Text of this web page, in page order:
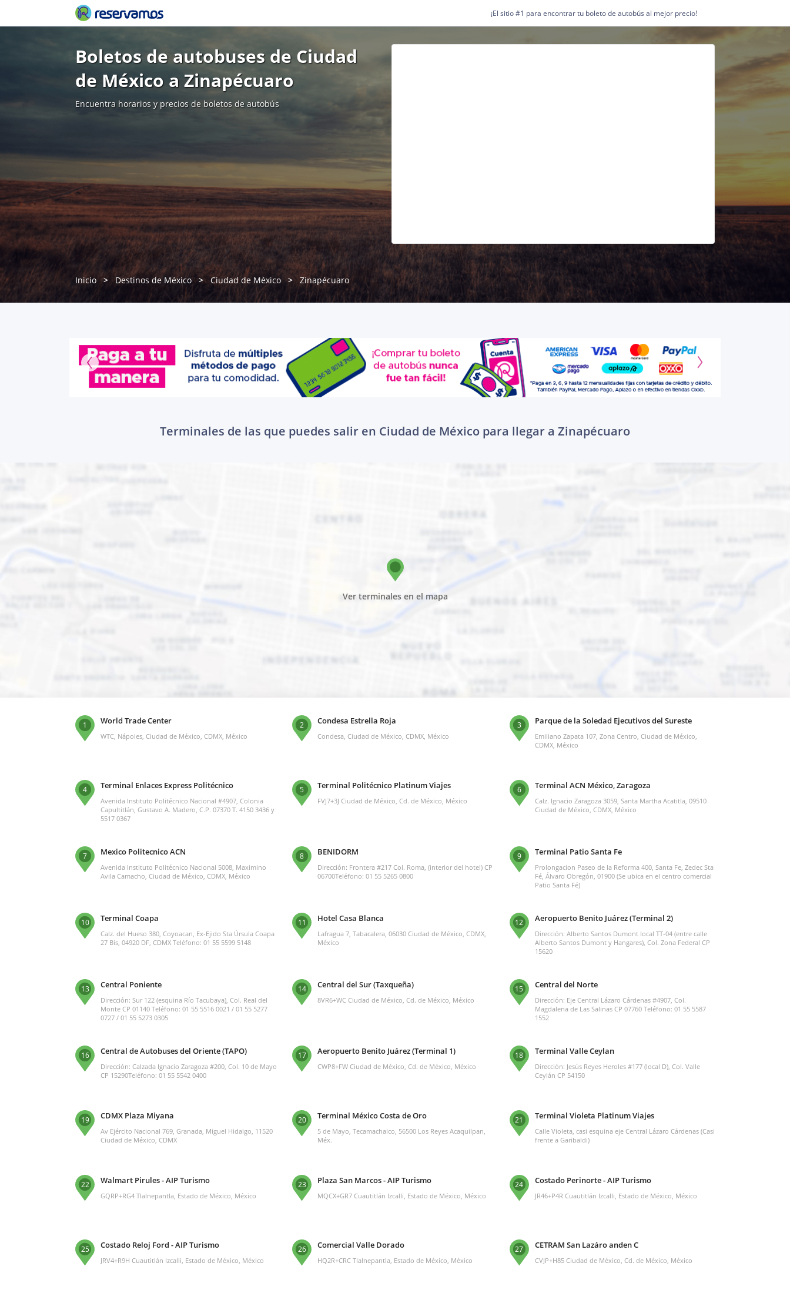
¡El sitio #1 para encontrar tu boleto de autobús al mejor precio!
Boletos de autobuses de Ciudad
de México a Zinapécuaro
Encuentra horarios y precios de boletos de autobús
Inicio Destinos de México Ciudad de México Zinapécuaro
Terminales de las que puedes salir en Ciudad de México para llegar a Zinapécuaro
Ver terminales en el mapa
1 World Trade Center
WTC, Nápoles, Ciudad de México, CDMX, México
2 Condesa Estrella Roja
Condesa, Ciudad de México, CDMX, México
3 Parque de la Soledad Ejecutivos del Sureste
Emiliano Zapata 107, Zona Centro, Ciudad de México,
CDMX, México
4 Terminal Enlaces Express Politécnico
Avenida Instituto Politécnico Nacional #4907, Colonia
Capultitlán, Gustavo A. Madero, C.P. 07370 T. 4150 3436 y
5517 0367
5 Terminal Politécnico Platinum Viajes
FVJ7+3J Ciudad de México, Cd. de México, México
6 Terminal ACN México, Zaragoza
Calz. Ignacio Zaragoza 3059, Santa Martha Acatitla, 09510
Ciudad de México, CDMX, México
7 Mexico Politecnico ACN
Avenida Instituto Politécnico Nacional 5008, Maximino
Avila Camacho, Ciudad de México, CDMX, México
8 BENIDORM
Dirección: Frontera #217 Col. Roma, (interior del hotel) CP
06700Teléfono: 01 55 5265 0800
9 Terminal Patio Santa Fe
Prolongacion Paseo de la Reforma 400, Santa Fe, Zedec Sta
Fé, Álvaro Obregón, 01900 (Se ubica en el centro comercial
Patio Santa Fé)
10 Terminal Coapa
Calz. del Hueso 380, Coyoacan, Ex-Ejido Sta Úrsula Coapa
27 Bis, 04920 DF, CDMX Teléfono: 01 55 5599 5148
11 Hotel Casa Blanca
Lafragua 7, Tabacalera, 06030 Ciudad de México, CDMX,
México
12 Aeropuerto Benito Juárez (Terminal 2)
Dirección: Alberto Santos Dumont local TT-04 (entre calle
Alberto Santos Dumont y Hangares), Col. Zona Federal CP
15620
13 Central Poniente
Dirección: Sur 122 (esquina Río Tacubaya), Col. Real del
Monte CP 01140 Teléfono: 01 55 5516 0021 / 01 55 5277
0727 / 01 55 5273 0305
14 Central del Sur (Taxqueña)
8VR6+WC Ciudad de México, Cd. de México, México
15 Central del Norte
Dirección: Eje Central Lázaro Cárdenas #4907, Col.
Magdalena de Las Salinas CP 07760 Teléfono: 01 55 5587
1552
16 Central de Autobuses del Oriente (TAPO)
Dirección: Calzada Ignacio Zaragoza #200, Col. 10 de Mayo
CP 15290Teléfono: 01 55 5542 0400
17 Aeropuerto Benito Juárez (Terminal 1)
CWP8+FW Ciudad de México, Cd. de México, México
18 Terminal Valle Ceylan
Dirección: Jesús Reyes Heroles #177 (local D), Col. Valle
Ceylán CP 54150
19 CDMX Plaza Miyana
Av Ejército Nacional 769, Granada, Miguel Hidalgo, 11520
Ciudad de México, CDMX
20 Terminal México Costa de Oro
5 de Mayo, Tecamachalco, 56500 Los Reyes Acaquilpan,
Méx.
21 Terminal Violeta Platinum Viajes
Calle Violeta, casi esquina eje Central Lázaro Cárdenas (Casi
frente a Garibaldi)
22 Walmart Pirules - AIP Turismo
GQRP+RG4 Tlalnepantla, Estado de México, México
23 Plaza San Marcos - AIP Turismo
MQCX+GR7 Cuautitlán Izcalli, Estado de México, México
24 Costado Perinorte - AIP Turismo
JR46+P4R Cuautitlán Izcalli, Estado de México, México
25 Costado Reloj Ford - AIP Turismo
JRV4+R9H Cuautitlán Izcalli, Estado de México, México
26 Comercial Valle Dorado
HQ2R+CRC Tlalnepantla, Estado de México, México
27 CETRAM San Lazáro anden C
CVJP+H85 Ciudad de México, Cd. de México, México